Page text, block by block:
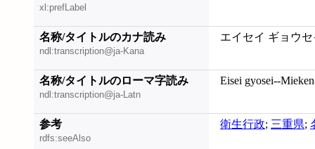
xl:prefLabel
名称/タイトルのカナ読み
ndl:transcription@ja-Kana
エイセイ ギョウ
名称/タイトルのローマ字読み
ndl:transcription@ja-Latn
Eisei gyosei--
参考
rdfs:seeAlso
衛生行政; 三重県;